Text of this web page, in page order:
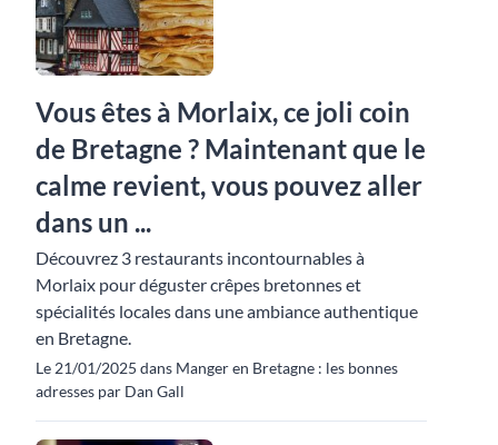
Vous êtes à Morlaix, ce joli coin
de Bretagne ? Maintenant que le
calme revient, vous pouvez aller
dans un ...
Découvrez 3 restaurants incontournables à
Morlaix pour déguster crêpes bretonnes et
spécialités locales dans une ambiance authentique
en Bretagne.
Le 21/01/2025 dans Manger en Bretagne : les bonnes
adresses par Dan Gall